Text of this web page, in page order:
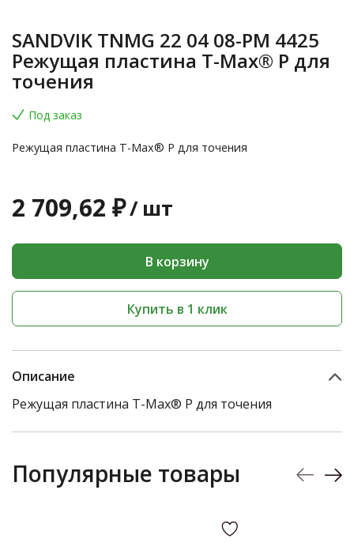
SANDVIK TNMG 22 04 08-PM 4425
Режущая пластина T-Max® P для
точения
Под заказ
Режущая пластина T-Max® P для точения
2 709,62 ₽/ шт
В корзину
Купить в 1 клик
Описание
Режущая пластина T-Max® P для точения
Популярные товары